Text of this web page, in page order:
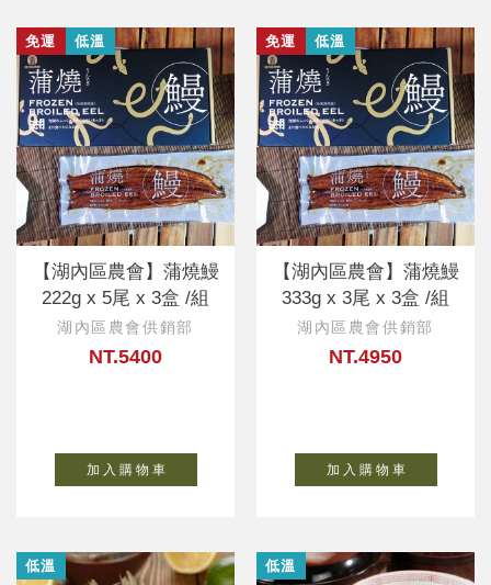
免運 低溫
【湖內區農會】蒲燒鰻
222g x 5尾 x 3盒 /組
湖內區農會供銷部
NT.5400
加 入 購 物 車
免運 低溫
【湖內區農會】蒲燒鰻
333g x 3尾 x 3盒 /組
湖內區農會供銷部
NT.4950
加 入 購 物 車
低溫 低溫